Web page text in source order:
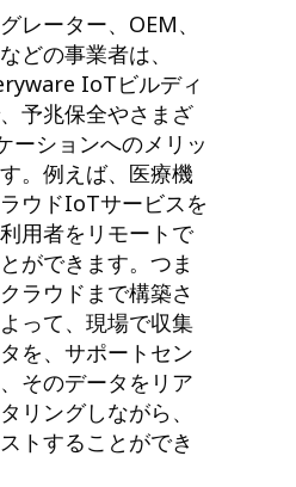
レーター、OEM、
どの事業者は、
IoTビルディ
予兆保全やさまざ
ーションへのメリッ
。例えば、医療機
ウドIoTサービスを
用者をリモートで
ができます。つま
ラウドまで構築さ
って、現場で収集
を、サポートセン
そのデータをリア
リングしながら、
トすることができ